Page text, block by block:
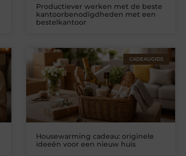
Productiever werken met de beste
kantoorbenodigdheden met een
bestelkantoor
CADEAUGIDS
Housewarming cadeau: originele
ideeën voor een nieuw huis